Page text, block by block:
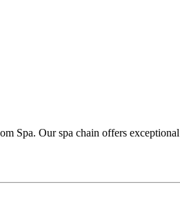
Spa. Our spa chain offers